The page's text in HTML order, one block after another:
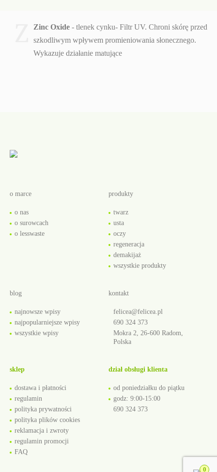
0
Zinc Oxide - tlenek cynku- Filtr UV. Chroni skórę przed
szkodliwym wpływem promieniowania słonecznego.
Wykazuje działanie matujące
o marce
o nas
o surowcach
o lesswaste
produkty
twarz
usta
oczy
regeneracja
demakijaż
wszystkie produkty
blog
najnowsze wpisy
najpopularniejsze wpisy
wszystkie wpisy
kontakt
felicea@felicea.pl
690 324 373
Mokra 2, 26-600 Radom,
Polska
sklep
dostawa i płatności
regulamin
polityka prywatności
polityka plików cookies
reklamacja i zwroty
regulamin promocji
FAQ
dział obsługi klienta
od poniedziałku do piątku
godz: 9:00-15:00
690 324 373